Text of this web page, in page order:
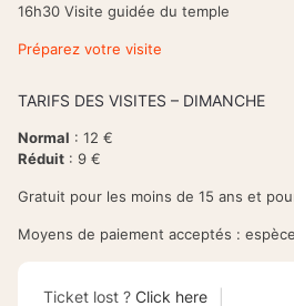
16h30 Visite guidée du temple
Préparez votre visite
TARIFS DES VISITES – DIMANCHE
Normal : 12 €
Réduit : 9 €
Gratuit pour les moins de 15 ans et
Moyens de paiement acceptés :